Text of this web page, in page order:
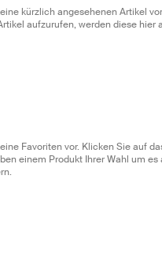
kürzlich angesehenen Artikel
aufzurufen, werden diese hier
Favoriten vor. Klicken Sie auf
einem Produkt Ihrer Wahl um es